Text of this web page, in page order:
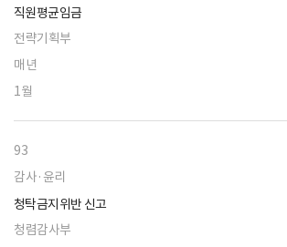
직원평균임금
전략기획부
매년
1월
93
감사·윤리
청탁금지위반 신고
청렴감사부